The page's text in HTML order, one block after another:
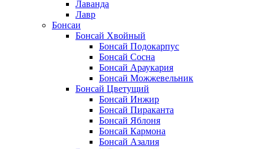
Лаванда
Лавр
Бонсаи
Бонсай Хвойный
Бонсай Подокарпус
Бонсай Сосна
Бонсай Араукария
Бонсай Можжевельник
Бонсай Цветущий
Бонсай Инжир
Бонсай Пираканта
Бонсай Яблоня
Бонсай Кармона
Бонсай Азалия